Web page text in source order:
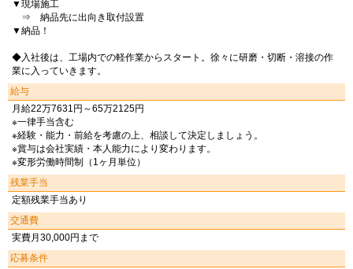
▼現場施工
⇒ 納品先に出向き取付設置
▼納品！
◆入社後は、工場内での軽作業からスタート。徐々に研磨・切断・溶接の作
業に入っていきます。
給与
月給22万7631円～65万2125円
※一律手当含む
※経験・能力・前給を考慮の上、相談して決定しましょう。
※賞与は会社実績・本人能力により変わります。
※変形労働時間制（1ヶ月単位）
残業手当
定額残業手当あり
交通費
実費月30,000円まで
応募条件